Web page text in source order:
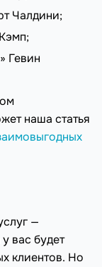
Чалдини;
Гевин
наша статья
—
вас будет
клиентов. Но